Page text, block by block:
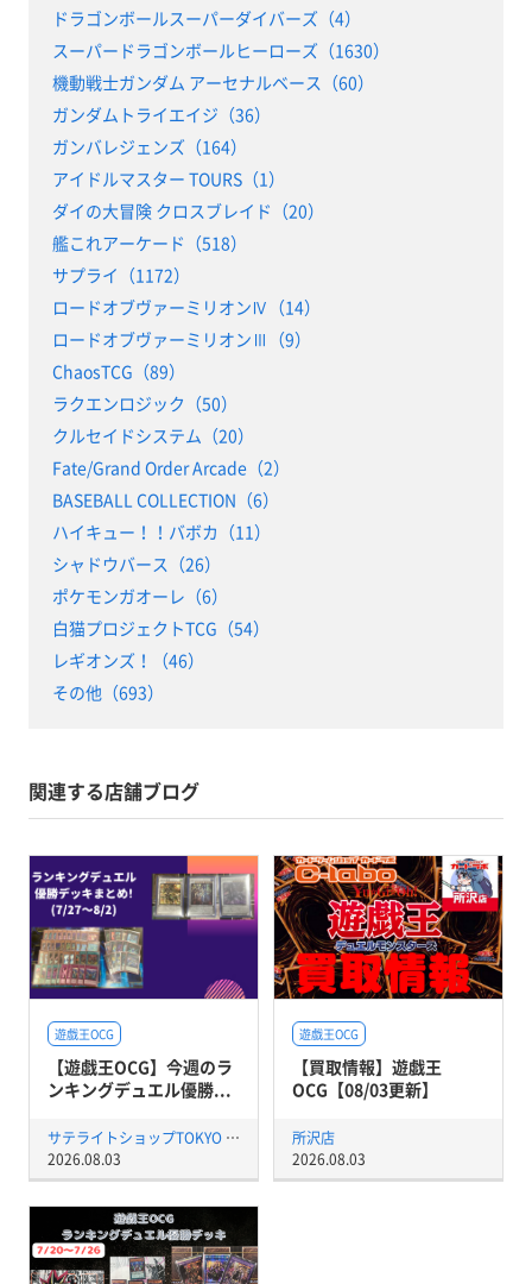
ドラゴンボールスーパーダイバーズ（4）
スーパードラゴンボールヒーローズ（1630）
機動戦士ガンダム アーセナルベース（60）
ガンダムトライエイジ（36）
ガンバレジェンズ（164）
アイドルマスター TOURS（1）
ダイの大冒険 クロスブレイド（20）
艦これアーケード（518）
サプライ（1172）
ロードオブヴァーミリオンⅣ（14）
ロードオブヴァーミリオンⅢ（9）
ChaosTCG（89）
ラクエンロジック（50）
クルセイドシステム（20）
Fate/Grand Order Arcade（2）
BASEBALL COLLECTION（6）
ハイキュー！！バボカ（11）
シャドウバース（26）
ポケモンガオーレ（6）
白猫プロジェクトTCG（54）
レギオンズ！（46）
その他（693）
関連する店舗ブログ
遊戯王OCG
【遊戯王OCG】今週のラ
ンキングデュエル優勝...
サテライトショップTOKYO 秋葉原店
2026.08.03
遊戯王OCG
【買取情報】遊戯王
OCG【08/03更新】
所沢店
2026.08.03